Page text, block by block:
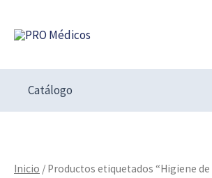
Catálogo
Inicio / Productos etiquetados “Higiene